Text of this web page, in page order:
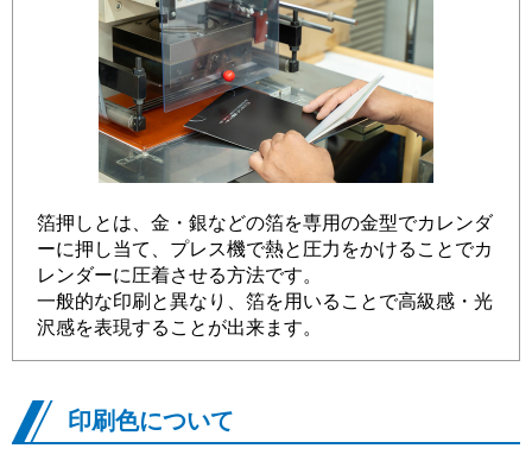
箔押しとは、金・銀などの箔を専用の金型でカレンダ
ーに押し当て、プレス機で熱と圧力をかけることでカ
レンダーに圧着させる方法です。
一般的な印刷と異なり、箔を用いることで高級感・光
沢感を表現することが出来ます。
印刷色について